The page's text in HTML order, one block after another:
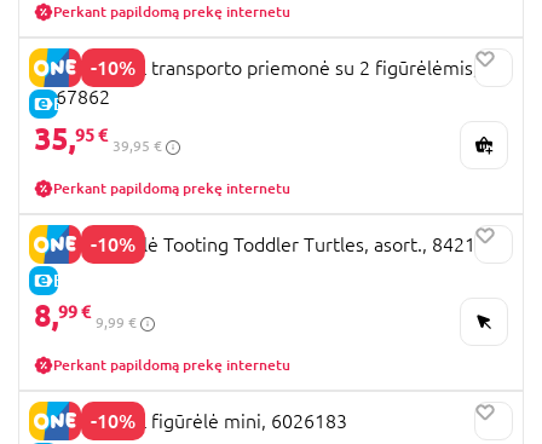
Perkant papildomą prekę internetu
-10%
E-KAINA
PAW PATROL transporto priemonė su 2 figūrėlėmis,
6067862
35,95 €
39,95 €
Perkant papildomą prekę internetu
-10%
E-KAINA
TMNT figūrėlė Tooting Toddler Turtles, asort., 84210
8,99 €
9,99 €
Perkant papildomą prekę internetu
-10%
PAW PATROL figūrėlė mini, 6026183